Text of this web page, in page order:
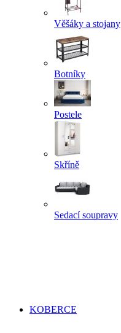
Věšáky a stojany
Botníky
Postele
Skříně
Sedací soupravy
KOBERCE